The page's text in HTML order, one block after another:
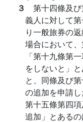
３ 第十四條及
義人に対して
り一般旅券の
場合において
「第十九條第
をしないと」
と、同條及び
の追加を申請し
第十五條第四
追加」とある